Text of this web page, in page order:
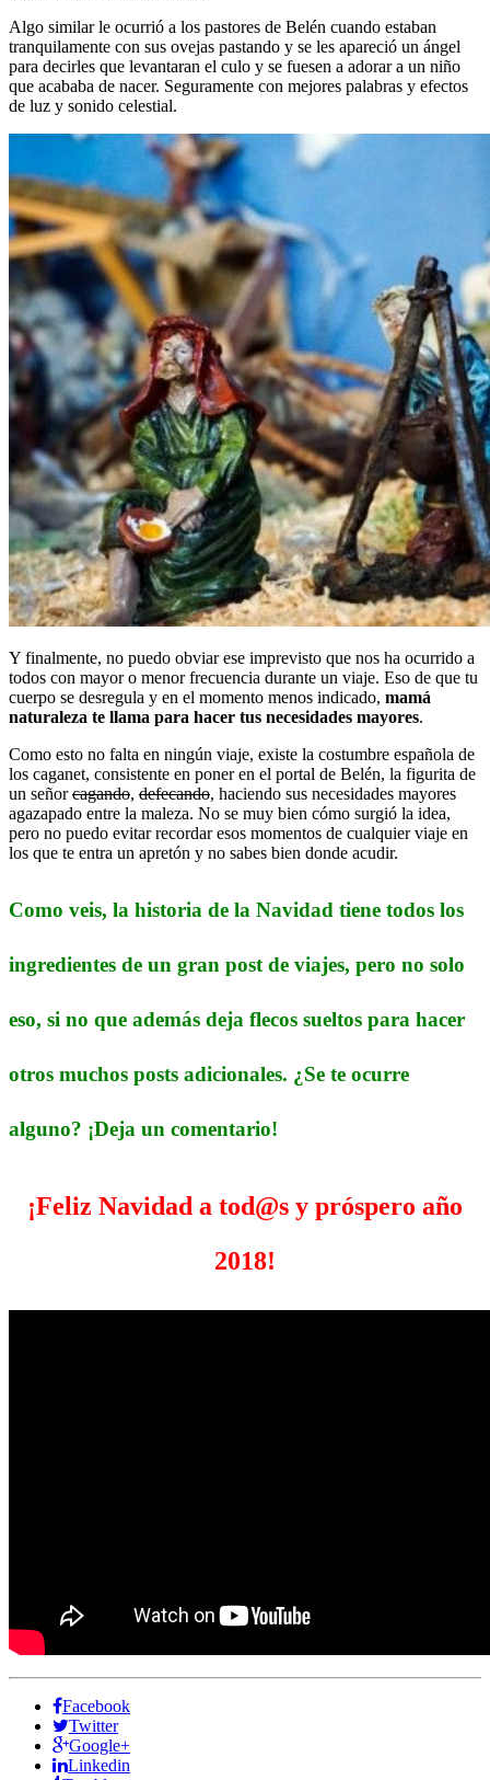
Algo similar le ocurrió a los pastores de Belén cuando estaban
tranquilamente con sus ovejas pastando y se les apareció un ángel
para decirles que levantaran el culo y se fuesen a adorar a un niño
que acababa de nacer. Seguramente con mejores palabras y efectos
de luz y sonido celestial.
Y finalmente, no puedo obviar ese imprevisto que nos ha ocurrido a
todos con mayor o menor frecuencia durante un viaje. Eso de que tu
cuerpo se desregula y en el momento menos indicado, mamá
naturaleza te llama para hacer tus necesidades mayores.
Como esto no falta en ningún viaje, existe la costumbre española de
los caganet, consistente en poner en el portal de Belén, la figurita de
un señorcagando, defecando, haciendo sus necesidades mayores
agazapado entre la maleza. No se muy bien cómo surgió la idea,
pero no puedo evitar recordar esos momentos de cualquier viaje en
los que te entra un apretón y no sabes bien donde acudir.
Como veis, la historia de la Navidad tiene todos los
ingredientes de un gran post de viajes, pero no solo
eso, si no que además deja flecos sueltos para hacer
otros muchos posts adicionales. ¿Se te ocurre
alguno? ¡Deja un comentario!
¡Feliz Navidad a tod@s y próspero año
2018!
Facebook
Twitter
Google+
Linkedin